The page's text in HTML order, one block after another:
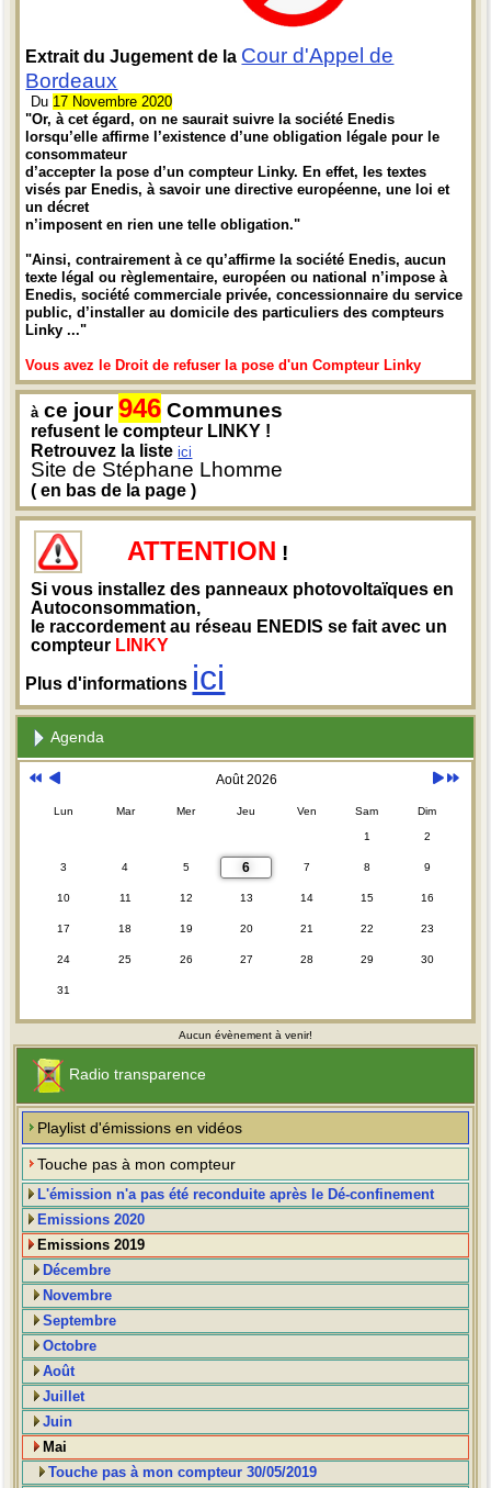
Extrait du Jugement de la Cour d'Appel de
Bordeaux
Du 17 Novembre 2020
"Or, à cet égard, on ne saurait suivre la société Enedis
lorsqu’elle affirme l’existence d’une obligation légale pour le
consommateur
d’accepter la pose d’un compteur Linky. En effet, les textes
visés par Enedis, à savoir une directive européenne, une loi et
un décret
n’imposent en rien une telle obligation."
"Ainsi, contrairement à ce qu’affirme la société Enedis, aucun
texte légal ou règlementaire, européen ou national n’impose à
Enedis, société commerciale privée, concessionnaire du service
public, d’installer au domicile des particuliers des compteurs
Linky ..."
Vous avez le Droit de refuser la pose d'un Compteur Linky
à ce jour946 Communes
refusent le compteur LINKY !
Retrouvez la listeici
Site de Stéphane Lhomme
( en bas de la page )
ATTENTION !
Si vous installez des panneaux photovoltaïques en
Autoconsommation,
le raccordement au réseau ENEDIS se fait avec un
compteur LINKY
Plus d'informations ici
Agenda
Août 2026
Lun Mar Mer Jeu Ven Sam Dim
1 2
3 4 5 6 7 8 9
10 11 12 13 14 15 16
17 18 19 20 21 22 23
24 25 26 27 28 29 30
31
Aucun évènement à venir!
Radio transparence
Playlist d'émissions en vidéos
Touche pas à mon compteur
L'émission n'a pas été reconduite après le Dé-confinement
Emissions 2020
Emissions 2019
Décembre
Novembre
Septembre
Octobre
Août
Juillet
Juin
Mai
Touche pas à mon compteur 30/05/2019